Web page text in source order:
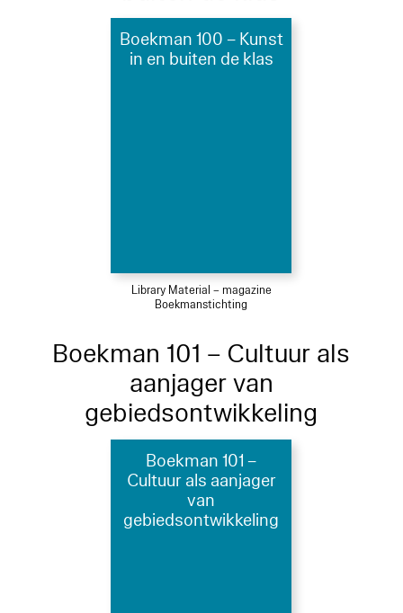
Boekman 100 – Kunst
in en buiten de klas
Library Material – magazine
Boekmanstichting
Boekman 101 – Cultuur als
aanjager van
gebiedsontwikkeling
Boekman 101 –
Cultuur als aanjager
van
gebiedsontwikkeling